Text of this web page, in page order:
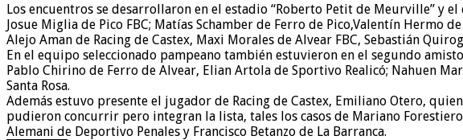
Los encuentros se desarrollaron en el estadio “Roberto Petit de Meurville”
Josue Miglia de Pico FBC; Matías Schamber de Ferro de Pico,Valentín Hermo
Alejo Aman de Racing de Castex, Maxi Morales de Alvear FBC, Sebastián
En el equipo seleccionado pampeano también estuvieron en el segundo
Pablo Chirino de Ferro de Alvear, Elian Artola de Sportivo Realicó; Nahuen
Santa Rosa.
Además estuvo presente el jugador de Racing de Castex, Emiliano Otero,
pudieron concurrir pero integran la lista, tales los casos de Mariano
Alemani de Deportivo Penales y Francisco Betanzo de La Barranca.